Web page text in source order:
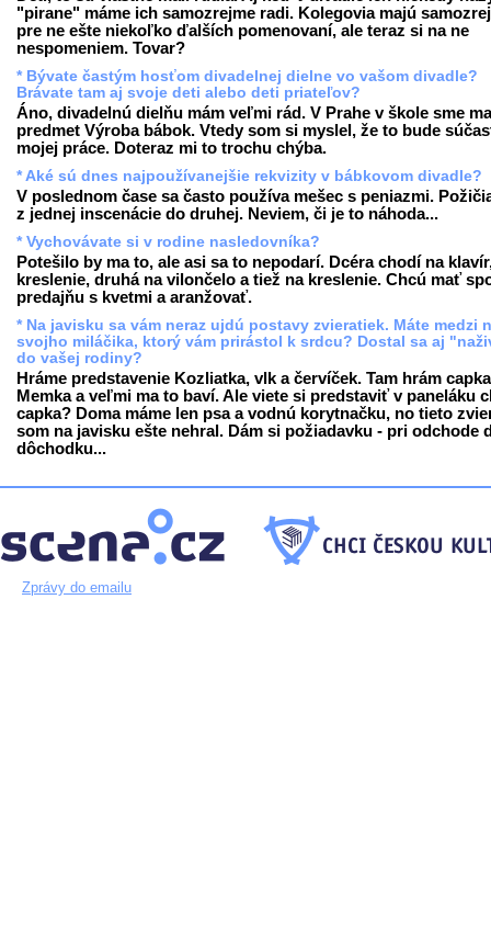
"pirane" máme ich samozrejme radi. Kolegovia majú
pre ne ešte niekoľko ďalších pomenovaní, ale teraz si na ne
nespomeniem. Tovar?
* Bývate častým hosťom divadelnej dielne vo vašom divadle?
Brávate tam aj svoje deti alebo deti priateľov?
Áno, divadelnú dielňu mám veľmi rád. V Prahe v škole sme
predmet Výroba bábok. Vtedy som si myslel, že to bude
mojej práce. Doteraz mi to trochu chýba.
* Aké sú dnes najpoužívanejšie rekvizity v bábkovom divadle?
V poslednom čase sa často používa mešec s peniazmi.
z jednej inscenácie do druhej. Neviem, či je to náhoda...
* Vychovávate si v rodine nasledovníka?
Potešilo by ma to, ale asi sa to nepodarí. Dcéra chodí na
kreslenie, druhá na vilončelo a tiež na kreslenie. Chcú mať
predajňu s kvetmi a aranžovať.
* Na javisku sa vám neraz ujdú postavy zvieratiek. Máte medzi
svojho miláčika, ktorý vám prirástol k srdcu? Dostal sa aj
do vašej rodiny?
Hráme predstavenie Kozliatka, vlk a červíček. Tam hrám capka
Memka a veľmi ma to baví. Ale viete si predstaviť v paneláku
capka? Doma máme len psa a vodnú korytnačku, no tieto
som na javisku ešte nehral. Dám si požiadavku - pri odchode
dôchodku...
Zprávy do emailu